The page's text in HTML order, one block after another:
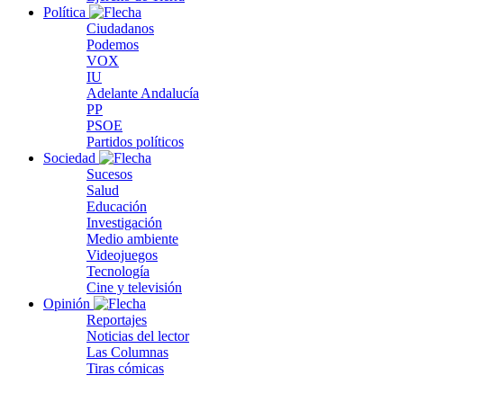
Política
Ciudadanos
Podemos
VOX
IU
Adelante Andalucía
PP
PSOE
Partidos políticos
Sociedad
Sucesos
Salud
Educación
Investigación
Medio ambiente
Videojuegos
Tecnología
Cine y televisión
Opinión
Reportajes
Noticias del lector
Las Columnas
Tiras cómicas